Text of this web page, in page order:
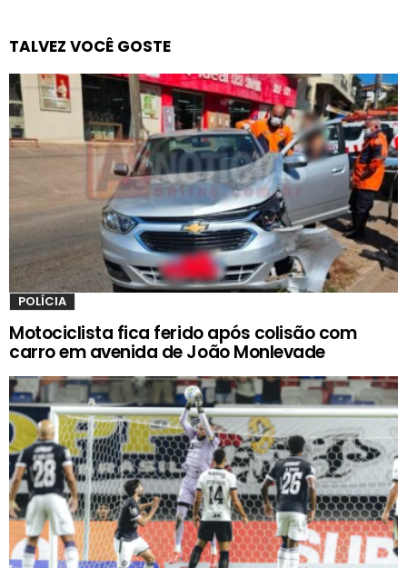
TALVEZ VOCÊ GOSTE
POLÍCIA
Motociclista fica ferido após colisão com
carro em avenida de João Monlevade